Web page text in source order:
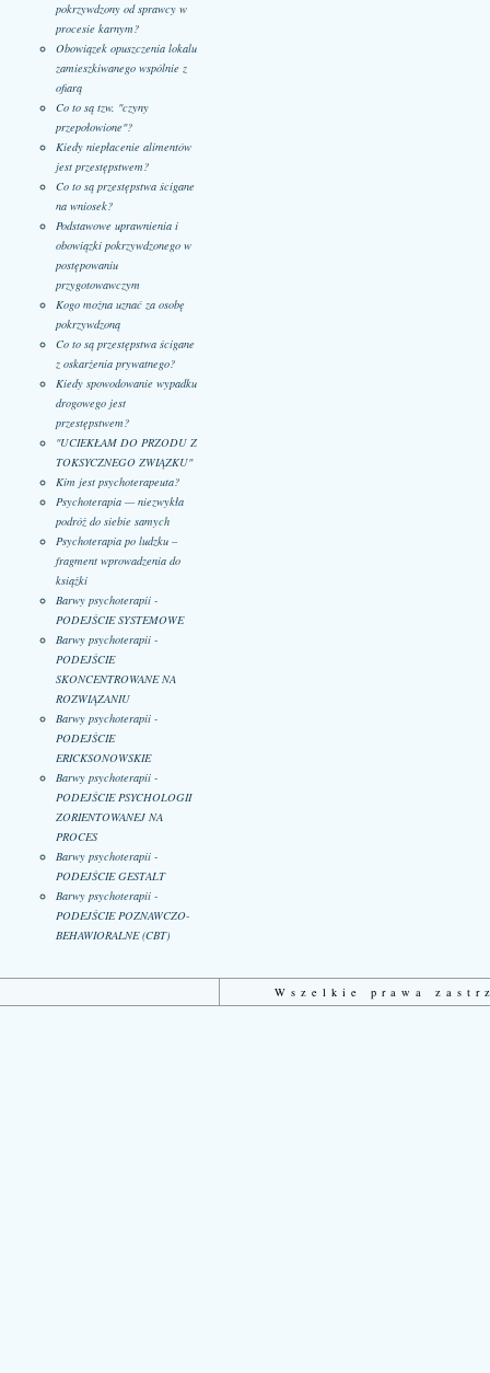
pokrzywdzony od sprawcy w
procesie karnym?
Obowiązek opuszczenia lokalu
zamieszkiwanego wspólnie z
ofiarą
Co to są tzw. "czyny
przepołowione"?
Kiedy niepłacenie alimentów
jest przestępstwem?
Co to są przestępstwa ścigane
na wniosek?
Podstawowe uprawnienia i
obowiązki pokrzywdzonego w
postępowaniu
przygotowawczym
Kogo można uznać za osobę
pokrzywdzoną
Co to są przestępstwa ścigane
z oskarżenia prywatnego?
Kiedy spowodowanie wypadku
drogowego jest
przestępstwem?
"UCIEKŁAM DO PRZODU Z
TOKSYCZNEGO ZWIĄZKU"
Kim jest psychoterapeuta?
Psychoterapia — niezwykła
podróż do siebie samych
Psychoterapia po ludzku –
fragment wprowadzenia do
książki
Barwy psychoterapii -
PODEJŚCIE SYSTEMOWE
Barwy psychoterapii -
PODEJŚCIE
SKONCENTROWANE NA
ROZWIĄZANIU
Barwy psychoterapii -
PODEJŚCIE
ERICKSONOWSKIE
Barwy psychoterapii -
PODEJŚCIE PSYCHOLOGII
ZORIENTOWANEJ NA
PROCES
Barwy psychoterapii -
PODEJŚCIE GESTALT
Barwy psychoterapii -
PODEJŚCIE POZNAWCZO-
BEHAWIORALNE (CBT)
Wszelkie prawa